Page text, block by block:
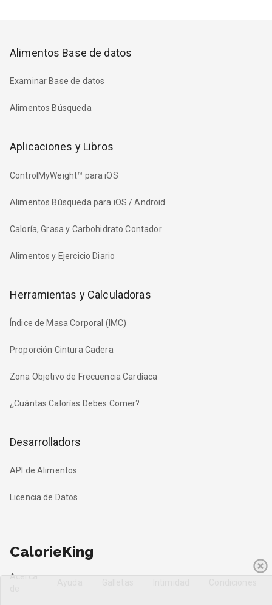
Alimentos Base de datos
Examinar Base de datos
Alimentos Búsqueda
Aplicaciones y Libros
ControlMyWeight™ para iOS
Alimentos Búsqueda para iOS / Android
Caloría, Grasa y Carbohidrato Contador
Alimentos y Ejercicio Diario
Herramientas y Calculadoras
Índice de Masa Corporal (IMC)
Proporción Cintura Cadera
Zona Objetivo de Frecuencia Cardíaca
¿Cuántas Calorías Debes Comer?
Desarrolladors
API de Alimentos
Licencia de Datos
CalorieKing
Acerca